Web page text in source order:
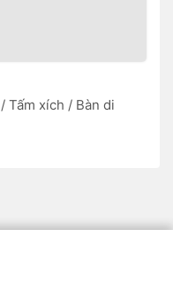
Tấm xích / Bàn di